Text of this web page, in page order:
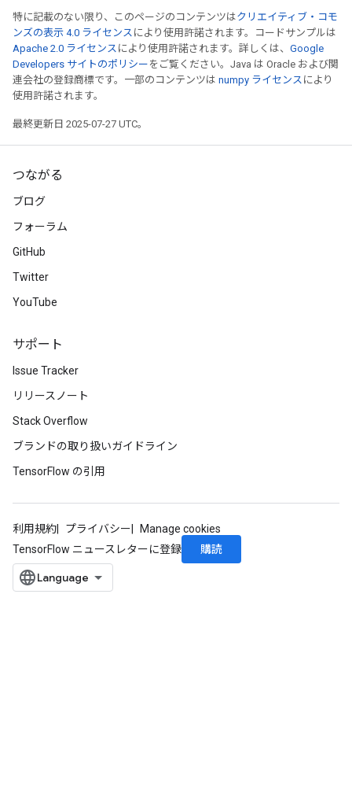
特に記載のない限り、このページのコンテンツはクリエイティブ・コモ
ンズの表示 4.0 ライセンス により使用許諾されます。コードサンプルは
Apache 2.0 ライセンス により使用許諾されます。詳しくは、 Google
Developers サイトのポリシー をご覧ください。Java は Oracle および関
連会社の登録商標です。一部のコンテンツは numpy ライセンス により
使用許諾されます。
最終更新日 2025-07-27 UTC。
つながる
ブログ
フォーラム
GitHub
Twitter
YouTube
サポート
Issue Tracker
リリースノート
Stack Overflow
ブランドの取り扱いガイドライン
TensorFlow の引用
利用規約 プライバシー
Manage cookies
TensorFlow ニュースレターに登録
購読